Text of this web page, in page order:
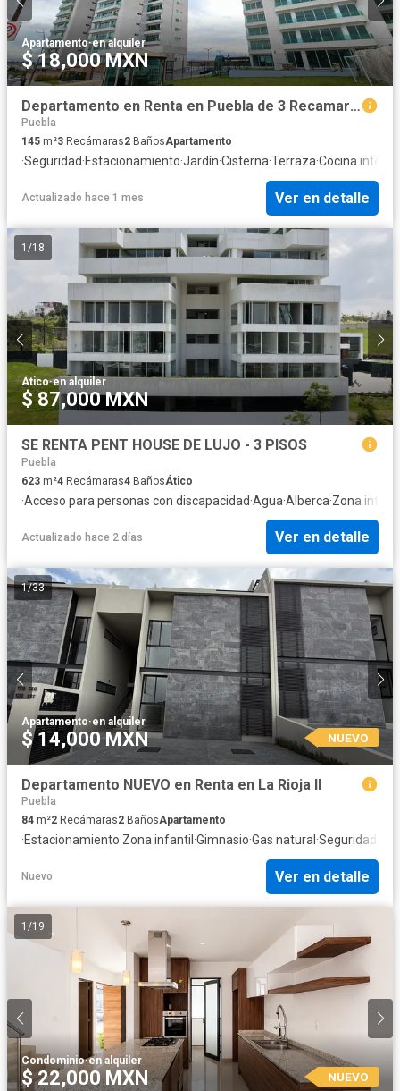
Apartamento·en alquiler
$ 18,000 MXN
Departamento en Renta en Puebla de 3 Recamaras
Puebla
145 m²3 Recámaras2 BañosApartamento
·Seguridad·Estacionamiento·Jardín·Cisterna·Terraza·Cocina
Actualizado hace 1 mes Ver en detalle
1 /18
Ático·en alquiler
$ 87,000 MXN
SE RENTA PENT HOUSE DE LUJO - 3 PISOS
Puebla
623 m²4 Recámaras4 BañosÁtico
·Acceso para personas con discapacidad·Agua·Alberca·Zona
Actualizado hace 2 días Ver en detalle
1/33
Apartamento·en alquiler
$ 14,000 MXN NUEVO
Departamento NUEVO en Renta en La Rioja II
Puebla
84 m²2 Recámaras2 BañosApartamento
·Estacionamiento·Zona infantil ·Gimnasio·Gas natural ·Seguridad
Nuevo Ver en detalle
1 /19
Condominio·en alquiler
$ 22,000 MXN NUEVO